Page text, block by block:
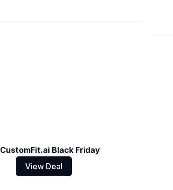
CustomFit.ai Black Friday
View Deal